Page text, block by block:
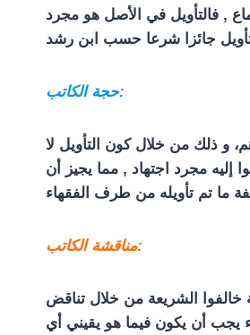
, فالتأويل في الأصل هو مجرد
حجة الكاتب:
و ذلك من خلال كون التأويل لا
مجرد اجتهاد , مما يجيز أن
مناقشة الكاتب:
الشريعة من خلال تناقض
يجب أن يكون فيما هو يقيني أي